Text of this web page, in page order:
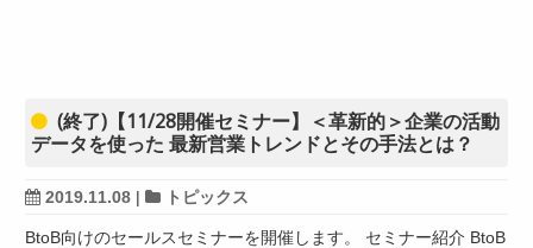
(終了)【11/28開催セミナー】＜革新的＞企業の活動
データを使った 最新営業トレンドとその手法とは？
2019.11.08 | トピックス
BtoB向けのセールスセミナーを開催します。 セミナー紹介 BtoB